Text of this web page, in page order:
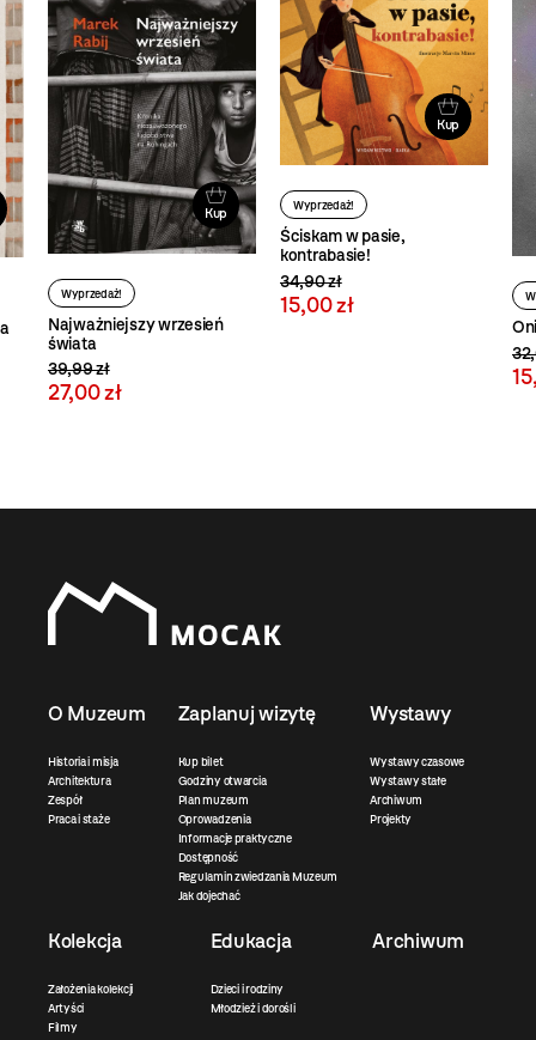
Kup
Wyprzedaż!
Najważniejszy wrzesień
świata
39,99 zł
27,00 zł
Kup
Wyprzedaż!
Ściskam w pasie,
kontrabasie!
34,90 zł
15,00 zł
O Muzeum
Historia i misja
Architektura
Zespół
Praca i staże
Zaplanuj wizytę
Kup bilet
Godziny otwarcia
Plan muzeum
Oprowadzenia
Informacje praktyczne
Dostępność
Regulamin zwiedzania Muzeum
Jak dojechać
Wystawy
Wystawy czasowe
Wystawy stałe
Archiwum
Projekty
Kolekcja
Założenia kolekcji
Artyści
Filmy
Edukacja
Dzieci i rodziny
Młodzież i dorośli
Archiwum